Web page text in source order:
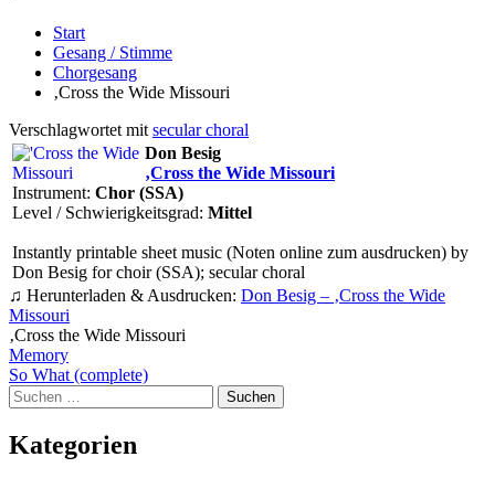
Start
Gesang / Stimme
Chorgesang
‚Cross the Wide Missouri
Verschlagwortet mit secular choral
Don Besig
‚Cross the Wide Missouri
Instrument: Chor (SSA)
Level / Schwierigkeitsgrad: Mittel
Instantly printable sheet music (Noten online zum ausdrucken) by
Don Besig for choir (SSA); secular choral
♫ Herunterladen & Ausdrucken: Don Besig – ‚Cross the Wide
Missouri
‚Cross the Wide Missouri
Beitragsnavigation
Memory
So What (complete)
Suchen
nach:
Kategorien